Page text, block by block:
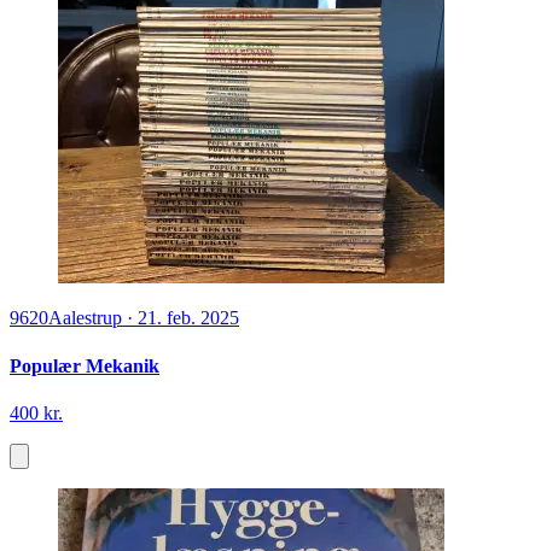
9620Aalestrup · 21. feb. 2025
Populær Mekanik
400 kr.